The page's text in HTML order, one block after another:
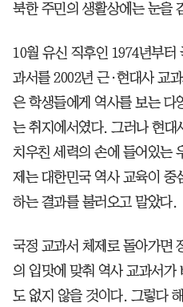
북한 주민의 생활상에는 눈을
10월 유신 직후인 1974년부터
과서를 2002년 근·현대사 교
은 학생들에게 역사를 보는 다
는 취지에서였다. 그러나 현
치우친 세력의 손에 들어있는
제는 대한민국 역사 교육이 중
하는 결과를 불러오고 말았다.
국정 교과서 체제로 돌아가면
의 입맛에 맞춰 역사 교과서가
도 없지 않을 것이다. 그렇다